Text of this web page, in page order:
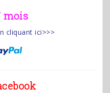
mois
cliquant ici>>>